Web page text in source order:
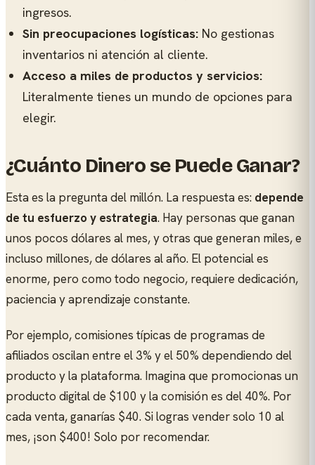
ingresos.
Sin preocupaciones logísticas: No gestionas
inventarios ni atención al cliente.
Acceso a miles de productos y servicios:
Literalmente tienes un mundo de opciones para
elegir.
¿Cuánto Dinero se Puede Ganar?
Esta es la pregunta del millón. La respuesta es: depende
de tu esfuerzo y estrategia. Hay personas que ganan
unos pocos dólares al mes, y otras que generan miles, e
incluso millones, de dólares al año. El potencial es
enorme, pero como todo negocio, requiere dedicación,
paciencia y aprendizaje constante.
Por ejemplo, comisiones típicas de programas de
afiliados oscilan entre el 3% y el 50% dependiendo del
producto y la plataforma. Imagina que promocionas un
producto digital de $100 y la comisión es del 40%. Por
cada venta, ganarías $40. Si logras vender solo 10 al
mes, ¡son $400! Solo por recomendar.